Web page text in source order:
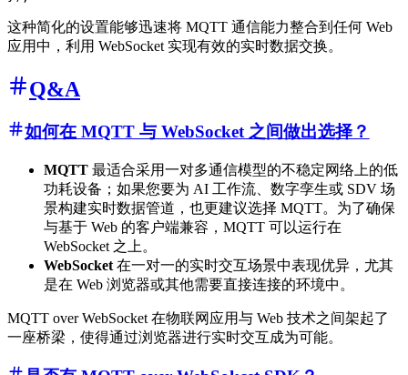
这种简化的设置能够迅速将 MQTT 通信能力整合到任何 Web
应用中，利用 WebSocket 实现有效的实时数据交换。
Q&A
如何在 MQTT 与 WebSocket 之间做出选择？
MQTT 最适合采用一对多通信模型的不稳定网络上的低
功耗设备；如果您要为 AI 工作流、数字孪生或 SDV 场
景构建实时数据管道，也更建议选择 MQTT。为了确保
与基于 Web 的客户端兼容，MQTT 可以运行在
WebSocket 之上。
WebSocket 在一对一的实时交互场景中表现优异，尤其
是在 Web 浏览器或其他需要直接连接的环境中。
MQTT over WebSocket 在物联网应用与 Web 技术之间架起了
一座桥梁，使得通过浏览器进行实时交互成为可能。